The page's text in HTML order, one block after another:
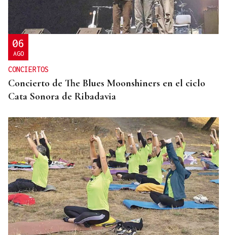
Jorge Vázquez: "Nuestro objetivo a 2028 es crecer
creando valor para el accionista y para el equipo
que lo hace posible"
06
AGO
CONCIERTOS
Concierto de The Blues Moonshiners en el ciclo
Cata Sonora de Ribadavia